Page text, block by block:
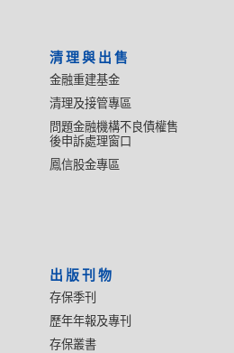
清理與出售
金融重建基金
清理及接管專區
問題金融機構不良債權售
後申訴處理窗口
鳳信股金專區
出版刊物
存保季刊
歷年年報及專刊
存保叢書